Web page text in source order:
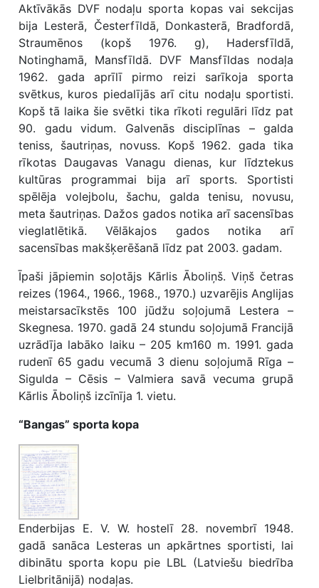
Aktīvākās DVF nodaļu sporta kopas vai sekcijas
bija Lesterā, Česterfīldā, Donkasterā, Bradfordā,
Straumēnos (kopš 1976. g), Hadersfīldā,
Notinghamā, Mansfīldā. DVF Mansfīldas nodaļa
1962. gada aprīlī pirmo reizi sarīkoja sporta
svētkus, kuros piedalījās arī citu nodaļu sportisti.
Kopš tā laika šie svētki tika rīkoti regulāri līdz pat
90. gadu vidum. Galvenās disciplīnas – galda
teniss, šautriņas, novuss. Kopš 1962. gada tika
rīkotas Daugavas Vanagu dienas, kur līdztekus
kultūras programmai bija arī sports. Sportisti
spēlēja volejbolu, šachu, galda tenisu, novusu,
meta šautriņas. Dažos gados notika arī sacensības
vieglatlētikā. Vēlākajos gados notika arī
sacensības makšķerēšanā līdz pat 2003. gadam.
Īpaši jāpiemin soļotājs Kārlis Āboliņš. Viņš četras
reizes (1964., 1966., 1968., 1970.) uzvarējis Anglijas
meistarsacīkstēs 100 jūdžu soļojumā Lestera –
Skegnesa. 1970. gadā 24 stundu soļojumā Francijā
uzrādīja labāko laiku – 205 km160 m. 1991. gada
rudenī 65 gadu vecumā 3 dienu soļojumā Rīga –
Sigulda – Cēsis – Valmiera savā vecuma grupā
Kārlis Āboliņš izcīnīja 1. vietu.
“Bangas” sporta kopa
Enderbijas E. V. W. hostelī 28. novembrī 1948.
gadā sanāca Lesteras un apkārtnes sportisti, lai
dibinātu sporta kopu pie LBL (Latviešu biedrība
Lielbritānijā) nodaļas.